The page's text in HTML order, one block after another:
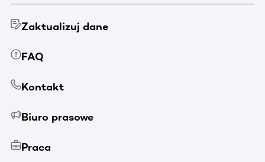
Zaktualizuj dane
FAQ
Kontakt
Biuro prasowe
Praca